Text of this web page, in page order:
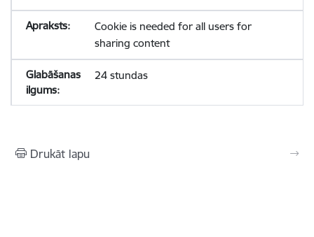
Cookie is needed for all users for
sharing content
24 stundas
Drukāt lapu